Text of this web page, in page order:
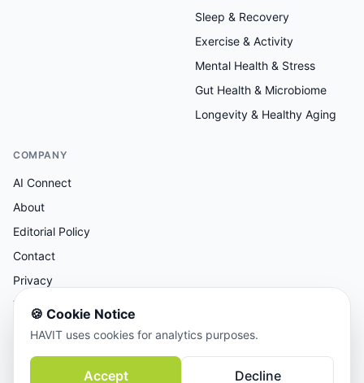
Sleep & Recovery
Exercise & Activity
Mental Health & Stress
Gut Health & Microbiome
Longevity & Healthy Aging
COMPANY
AI Connect
About
Editorial Policy
Contact
Privacy
Terms
AI-assisted research, human-reviewed editorial.
🍪 Cookie Notice
HAVIT uses cookies for analytics purposes.
Accept Decline